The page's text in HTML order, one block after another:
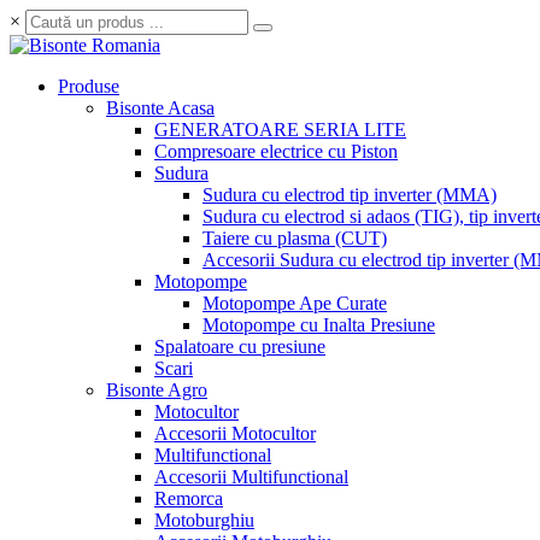
×
Produse
Bisonte Acasa
GENERATOARE SERIA LITE
Compresoare electrice cu Piston
Sudura
Sudura cu electrod tip inverter (MMA)
Sudura cu electrod si adaos (TIG), tip
Taiere cu plasma (CUT)
Accesorii Sudura cu electrod tip inverter
Motopompe
Motopompe Ape Curate
Motopompe cu Inalta Presiune
Spalatoare cu presiune
Scari
Bisonte Agro
Motocultor
Accesorii Motocultor
Multifunctional
Accesorii Multifunctional
Remorca
Motoburghiu